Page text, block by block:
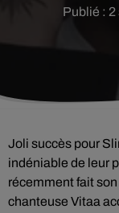
Publié : 2
Joli succès pour
indéniable de leur
récemment faitson
chanteuse Vitaa